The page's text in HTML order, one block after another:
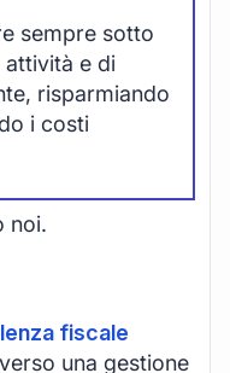
sempre sotto
e di
risparmiando
i costi
noi.
fiscale
una gestione